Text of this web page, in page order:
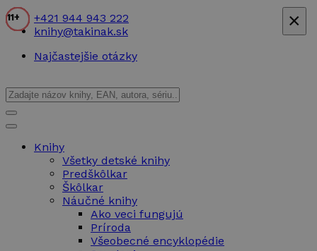
+421 944 943 222
knihy@takinak.sk
Najčastejšie otázky
Knihy
Všetky detské knihy
Predškôlkar
Škôlkar
Náučné knihy
Ako veci fungujú
Príroda
Všeobecné encyklopédie
7+
7+
10+
8+
11+
4+
4+
7+
6+
8+
11+
9+
10+
5+
7+
7+
9+
7+
10+
7+
10+
10+
9+
9+
10+
9+
9+
9+
9+
11+
11+
10+
10+
10+
10+
10+
10+
10+
10+
10+
10+
10+
10+
10+
10+
10+
10+
9+
11+
11+
11+
15+
15+
15+
7+
9+
9+
11+
11+
11+ ×